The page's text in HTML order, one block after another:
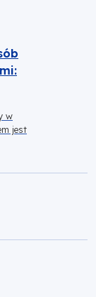
w
jest